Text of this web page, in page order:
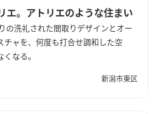
エ。アトリエのような住まい
の洗礼された間取りデザインとオー
チャを、何度も打合せ調和した空
なる。
新潟市東区